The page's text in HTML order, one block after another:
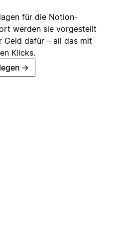
für die Notion-
werden sie vorgestellt
Geld dafür – all das mit
Klicks.
→